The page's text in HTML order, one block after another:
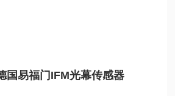
国易福门IFM光幕传感器